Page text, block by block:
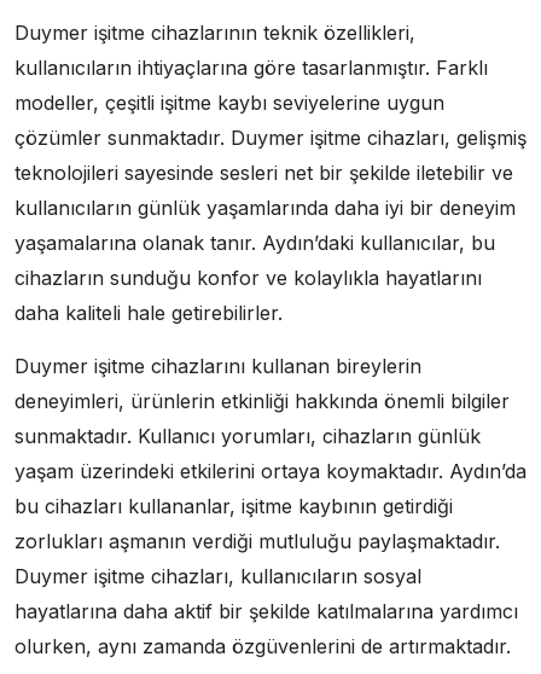
Duymer işitme cihazlarının teknik özellikleri,
kullanıcıların ihtiyaçlarına göre tasarlanmıştır. Farklı
modeller, çeşitli işitme kaybı seviyelerine uygun
çözümler sunmaktadır. Duymer işitme cihazları, gelişmiş
teknolojileri sayesinde sesleri net bir şekilde iletebilir ve
kullanıcıların günlük yaşamlarında daha iyi bir deneyim
yaşamalarına olanak tanır. Aydın’daki kullanıcılar, bu
cihazların sunduğu konfor ve kolaylıkla hayatlarını
daha kaliteli hale getirebilirler.
Duymer işitme cihazlarını kullanan bireylerin
deneyimleri, ürünlerin etkinliği hakkında önemli bilgiler
sunmaktadır. Kullanıcı yorumları, cihazların günlük
yaşam üzerindeki etkilerini ortaya koymaktadır. Aydın’da
bu cihazları kullananlar, işitme kaybının getirdiği
zorlukları aşmanın verdiği mutluluğu paylaşmaktadır.
Duymer işitme cihazları, kullanıcıların sosyal
hayatlarına daha aktif bir şekilde katılmalarına yardımcı
olurken, aynı zamanda özgüvenlerini de artırmaktadır.